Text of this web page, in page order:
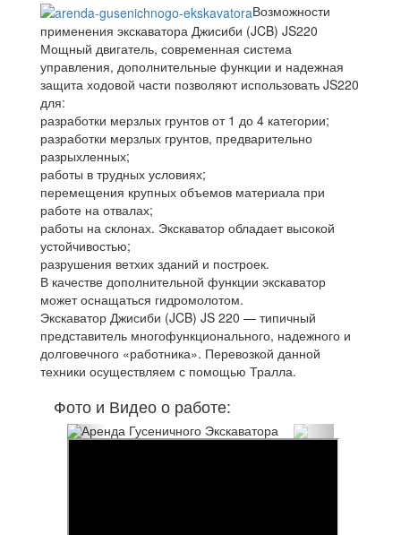
Возможности
применения экскаватора Джисиби (JCB) JS220
Мощный двигатель, современная система
управления, дополнительные функции и надежная
защита ходовой части позволяют использовать JS220
для:
разработки мерзлых грунтов от 1 до 4 категории;
разработки мерзлых грунтов, предварительно
разрыхленных;
работы в трудных условиях;
перемещения крупных объемов материала при
работе на отвалах;
работы на склонах. Экскаватор обладает высокой
устойчивостью;
разрушения ветхих зданий и построек.
В качестве дополнительной функции экскаватор
может оснащаться гидромолотом.
Экскаватор Джисиби (JCB) JS 220 — типичный
представитель многофункционального, надежного и
долговечного «работника». Перевозкой данной
техники осуществляем с помощью Тралла.
Фото и Видео о работе: